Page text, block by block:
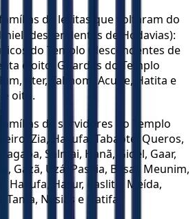
de levitas que voltaram do
(descendentes de Hodavias):
do Templo (descendentes de
e oito. Guardas do Templo
Ater, Talmom, Acube, Hatita e
e oito.
de servidores do Templo
Zia, Hasufa, Tabaote, Queros,
Salmai, Hanã, Gidel, Gaar,
Gazã, Uzá, Paseia, Besai, Meunim,
Hacufa, Harur, Baslite, Meída,
Tama, Nesias e Hatifa.